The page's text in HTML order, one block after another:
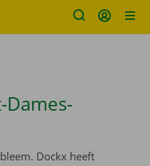
Dockx heeft